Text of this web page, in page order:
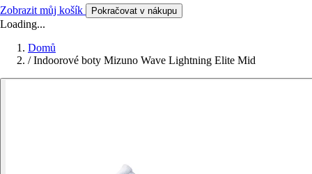
Zobrazit můj košík Pokračovat v nákupu
Loading...
Domů
/ Indoorové boty Mizuno Wave Lightning Elite Mid